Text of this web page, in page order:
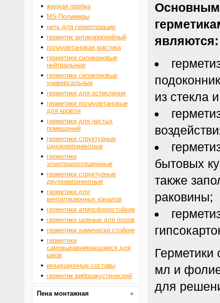
являются:
из стекла
бытовых
также
раковины;
Герметики
мл и
для
жидкая пробка
MS-Полимеры
нить для герметизации
герметик антикоррозийный
полиуретановая мастика
герметики силиконовые
нейтральные
герметики силиконовые
универсальные
герметики для остекления
герметики полиуретановые
для кровли
герметики для чистых
помещений
герметики структурные
однокомпонентные
герметики
электроизоляционные
герметики структурные
двухкомпонентные
герметики для
вентиляционных каналов
герметики атмосферостойкие
герметики шовные для полов
герметики химически стойкие
герметики
самовыравнивающиеся для
швов
инъекционные составы
герметик виброакустический
Пена монтажная